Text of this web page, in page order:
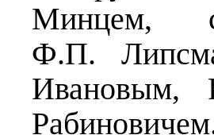
Минцем,
Ф.П.
Ивановым,